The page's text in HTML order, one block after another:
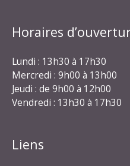
Horaires
Lundi : 13h30 à 17h30
Mercredi : 9h00 à 13h00
Jeudi : de 9h00 à 12h00
Vendredi : 13h30 à 17h30
Liens